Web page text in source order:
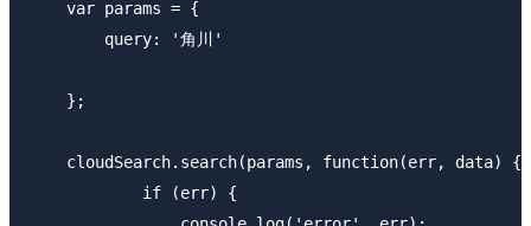
    var params = {
        query: '角川'
    };
    cloudSearch.search(params, function(err, data) {
            if (err) {